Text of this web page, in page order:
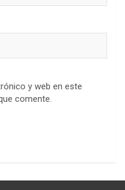
y web en este
comente.